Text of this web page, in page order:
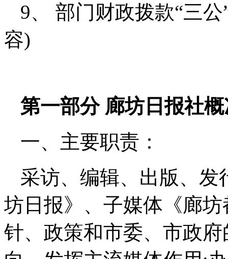
9、 部门财政拨款“三
容)
第一部分 廊坊日报社
一、主要职责：
采访、编辑、出版、发
坊日报》、子媒体《廊
针、政策和市委、市政